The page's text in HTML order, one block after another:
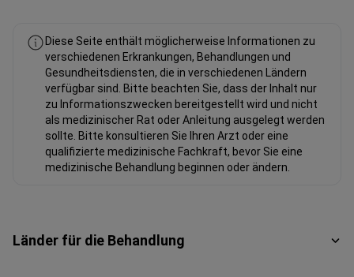
Diese Seite enthält möglicherweise Informationen zu
verschiedenen Erkrankungen, Behandlungen und
Gesundheitsdiensten, die in verschiedenen Ländern
verfügbar sind. Bitte beachten Sie, dass der Inhalt nur
zu Informationszwecken bereitgestellt wird und nicht
als medizinischer Rat oder Anleitung ausgelegt werden
sollte. Bitte konsultieren Sie Ihren Arzt oder eine
qualifizierte medizinische Fachkraft, bevor Sie eine
medizinische Behandlung beginnen oder ändern.
Länder für die Behandlung